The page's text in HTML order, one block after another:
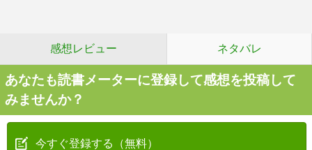
感想レビュー ネタバレ
あなたも読書メーターに登録して感想を投稿して
みませんか？
今すぐ登録する（無料）